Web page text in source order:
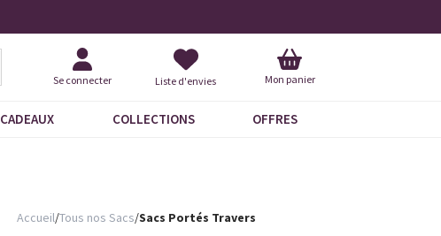
Se connecter Liste d'envies Mon panier
CADEAUX COLLECTIONS OFFRES
Accueil/Tous nos Sacs/Sacs Portés Travers